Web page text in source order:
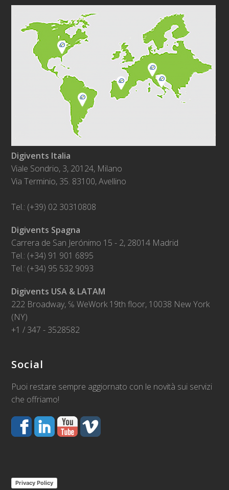
Digivents Italia
Viale Sondrio, 3, 20124, Milano
Via Terminio, 35. 83100, Avellino
Tel.: (+39) 02 30310808
Digivents Spagna
Carrera de San Jerónimo 15 - 2, 28014 Madrid
Tel.: (+34) 91 901 6895
Tel.: (+34) 95 532 9093
Digivents USA & LATAM
222 Broadway, ℅ WeWork 19th floor, 10038 New York
(NY)
+1 / 347 - 3528582
Social
Puoi restare sempre aggiornato con le novità sui servizi
che offriamo!
Privacy Policy